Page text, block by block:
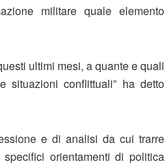
militare quale elemento
ultimi mesi, a quante e quali
conflittuali” ha detto
e di analisi da cui trarre
orientamenti di politica